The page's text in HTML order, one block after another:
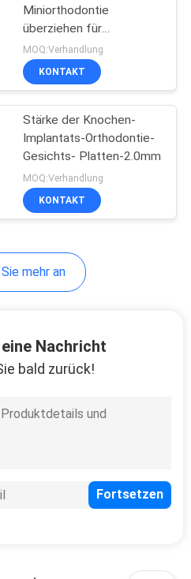
Platten
Miniorthodontie
überziehen für
Unterkiefer-Trauma
MOQ:Verhandlung
KONTAKT
Stärke der Knochen-
Implantats-Orthodontie-
Gesichts- Platten-2.0mm
MOQ:Verhandlung
KONTAKT
mehr an
Nachricht
bald zurück!